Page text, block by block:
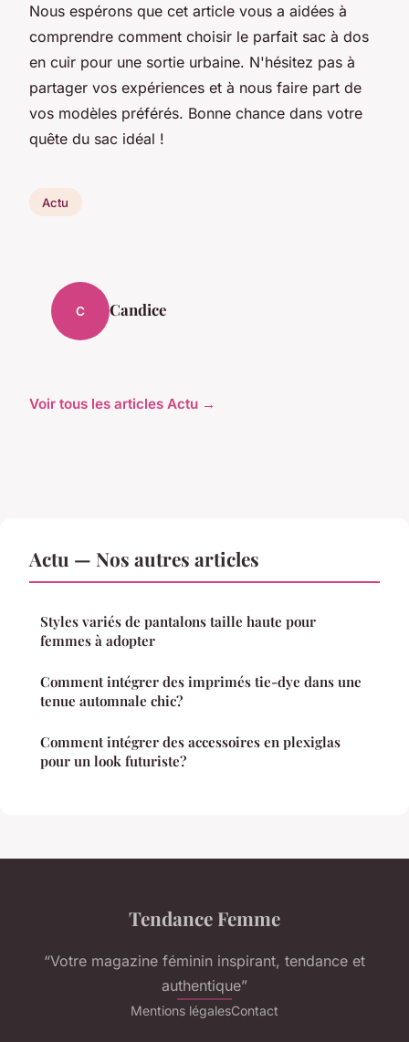
Nous espérons que cet article vous a aidées à
comprendre comment choisir le parfait sac à dos
en cuir pour une sortie urbaine. N'hésitez pas à
partager vos expériences et à nous faire part de
vos modèles préférés. Bonne chance dans votre
quête du sac idéal !
Actu
C Candice
Voir tous les articles Actu →
Actu — Nos autres articles
Styles variés de pantalons taille haute pour
femmes à adopter
Comment intégrer des imprimés tie-dye dans une
tenue automnale chic?
Comment intégrer des accessoires en plexiglas
pour un look futuriste?
Tendance Femme
“Votre magazine féminin inspirant, tendance et
authentique”
Mentions légalesContact